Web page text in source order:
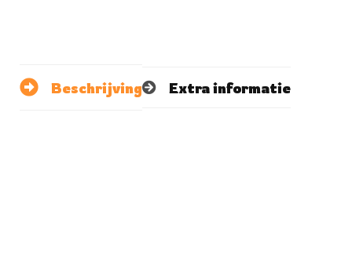
Beschrijving Extra informatie